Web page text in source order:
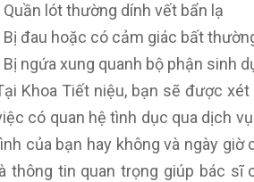
Quần lót thường dính vết bẩn lạ
Bị đau hoặc có cảm giác bất
Bị ngứa xung quanh bộ phận sinh
Khoa Tiết niệu, bạn sẽ được
có quan hệ tình dục qua dịch
của bạn hay không và ngày
là thông tin quan trọng giúp bác